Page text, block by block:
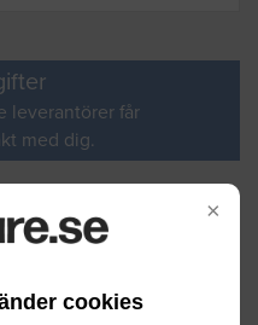
×
cookies
leverantörer får
med dig.